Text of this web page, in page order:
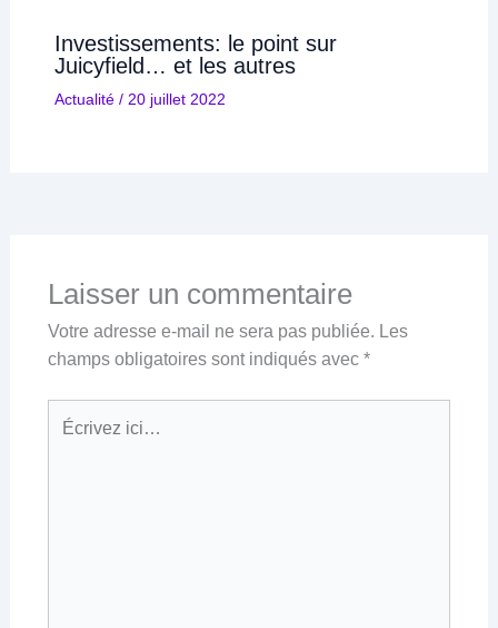
Investissements: le point sur
Juicyfield… et les autres
Actualité/ 20 juillet 2022
Laisser un commentaire
Votre adresse e-mail ne sera pas publiée. Les
champs obligatoires sont indiqués avec *
ici…